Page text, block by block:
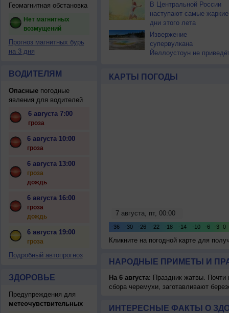
Геомагнитная обстановка
Нет магнитных
возмущений
Прогноз магнитных бурь
на 3 дня
ВОДИТЕЛЯМ
Опасныепогодные
явления для водителей
6 августа 7:00
гроза
6 августа 10:00
гроза
6 августа 13:00
гроза
дождь
6 августа 16:00
гроза
дождь
6 августа 19:00
гроза
Подробный автопрогноз
ЗДОРОВЬЕ
Предупреждения для
метеочувствительных
В Центральной России
наступают самые жаркие
дни этого лета
Извержение
супервулкана
Йеллоустоун не
КАРТЫ ПОГОДЫ
Кликните на погодной карте для
НАРОДНЫЕ ПРИМЕТЫ И
На 6 августа: Праздник жатвы. Почти
сбора черемухи, заготавливают
ИНТЕРЕСНЫЕ ФАКТЫ О